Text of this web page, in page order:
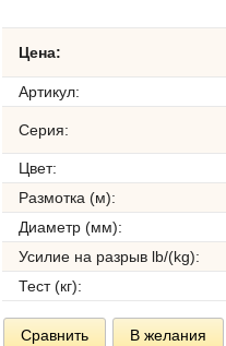
Цена:
Артикул:
Серия:
Цвет:
Размотка (м):
Диаметр (мм):
Усилие на разрыв lb/(kg):
Тест (кг):
Сравнить В желания